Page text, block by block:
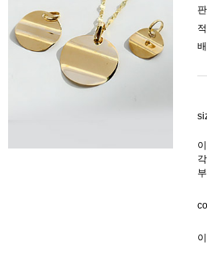
부